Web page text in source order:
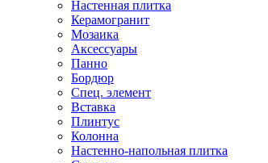
Настенная плитка
Керамогранит
Мозаика
Аксессуары
Панно
Бордюр
Спец. элемент
Вставка
Плинтус
Колонна
Настенно-напольная плитка